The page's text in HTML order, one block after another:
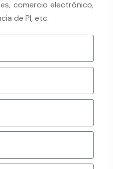
comercio electrónico,
de PI, etc.